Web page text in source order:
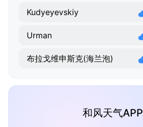
Kudyeyevskiy
Urman
布拉戈维申斯克(海兰泡)
和风天气APP